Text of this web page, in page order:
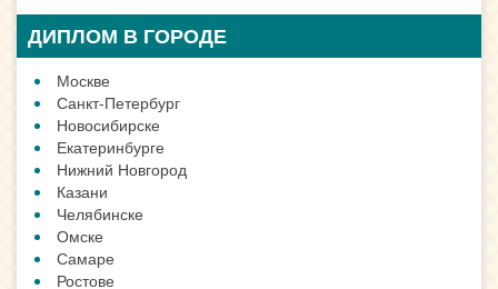
ДИПЛОМ В ГОРОДЕ
Москве
Санкт-Петербург
Новосибирске
Екатеринбурге
Нижний Новгород
Казани
Челябинске
Омске
Самаре
Ростове